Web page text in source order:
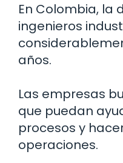
En Colombia, la
ingenieros
años.
Las empresas
que puedan
procesos y
operaciones.